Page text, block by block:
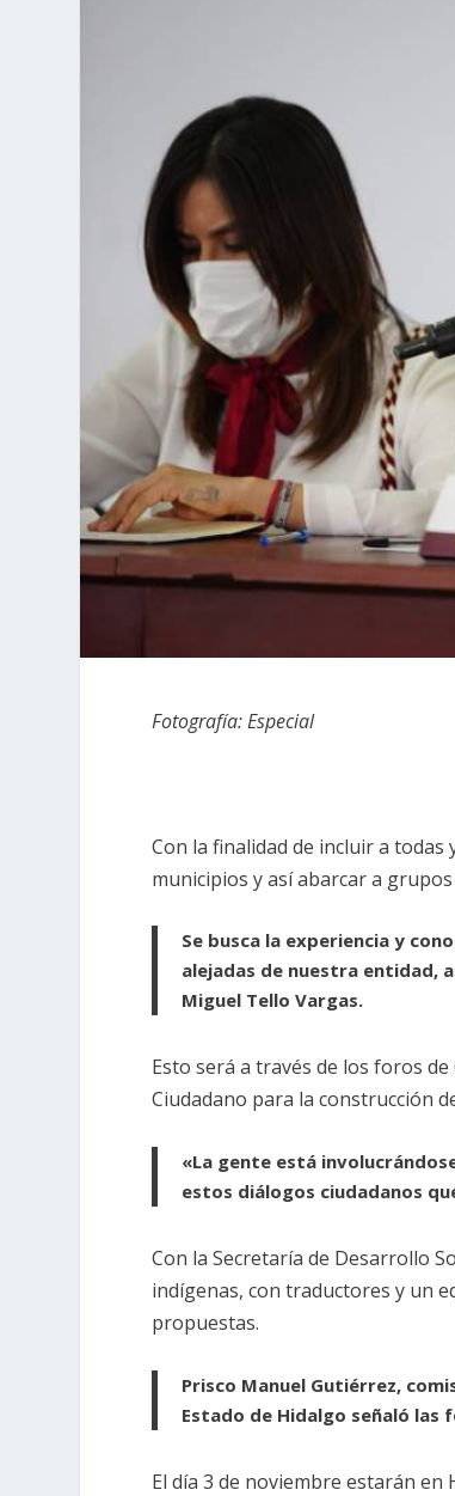
Fotografía: Especial
Con la finalidad de incluir a
municipios y así abarcar a
Se busca la experiencia y
alejadas de nuestra entidad,
Miguel Tello Vargas.
Esto será a través de los foros
Ciudadano para la construcción
«La gente está
estos diálogos ciudadanos
Con la Secretaría de Desarrollo
indígenas, con traductores y un
propuestas.
Prisco Manuel Gutiérrez,
Estado de Hidalgo señaló las
El día 3 de noviembre estarán